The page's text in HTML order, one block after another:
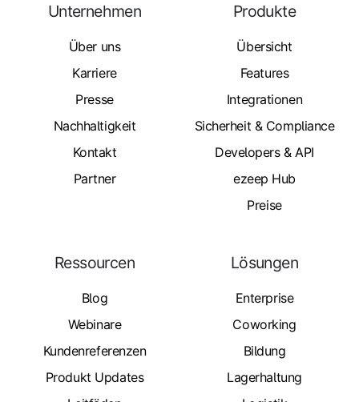
Unternehmen
Über uns
Karriere
Presse
Nachhaltigkeit
Kontakt
Partner
Produkte
Übersicht
Features
Integrationen
Sicherheit & Compliance
Developers & API
ezeep Hub
Preise
Ressourcen
Blog
Webinare
Kundenreferenzen
Produkt Updates
Lösungen
Enterprise
Coworking
Bildung
Lagerhaltung